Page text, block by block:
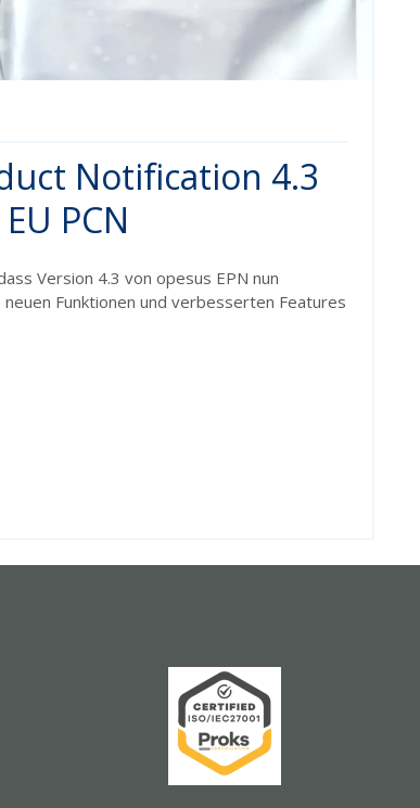
Notification 4.3
PCN
Version 4.3 von opesus EPN nun
Funktionen und verbesserten Features